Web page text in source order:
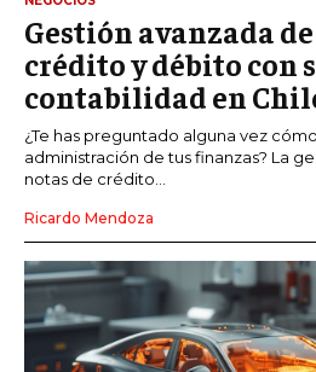
Gestión avanzada
crédito y débito con
contabilidad en
¿Te has preguntado alguna vez
administración de tus finanzas? La
notas de crédito...
Ricardo Mendoza